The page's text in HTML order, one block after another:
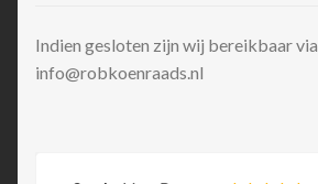
Indien gesloten zijn wij bereikbaar via
info@robkoenraads.nl